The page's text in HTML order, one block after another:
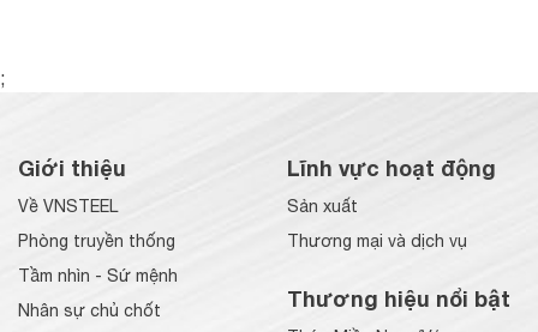
;
Giới thiệu
Về VNSTEEL
Phòng truyền thống
Tầm nhìn - Sứ mệnh
Nhân sự chủ chốt
Lĩnh vực hoạt động
Sản xuất
Thương mại và dịch vụ
Thương hiệu nổi bật